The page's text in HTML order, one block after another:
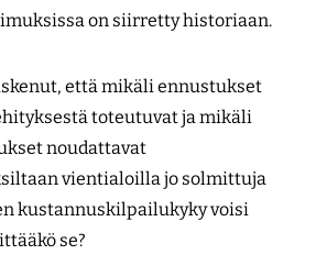
on siirretty historiaan.
että mikäli ennustukset
toteutuvat ja mikäli
noudattavat
vientialoilla jo solmittuja
kustannuskilpailukyky voisi
se?